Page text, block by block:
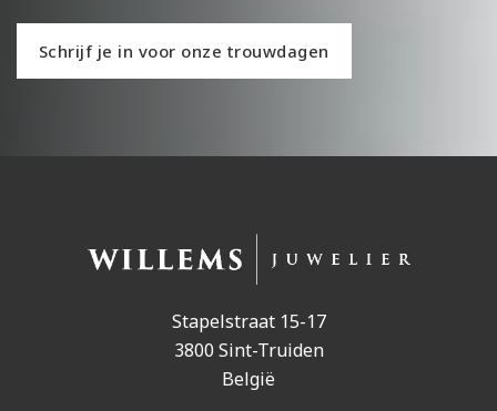
Schrijf je in voor onze trouwdagen
Stapelstraat 15-17
3800 Sint-Truiden
België